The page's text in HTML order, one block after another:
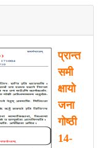
प्रान्त
समी
क्षायो
जना
गोष्ठी
14-